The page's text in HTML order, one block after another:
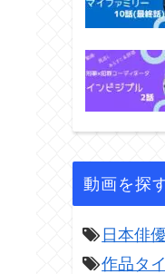
動画を探
 日本俳
作品タ